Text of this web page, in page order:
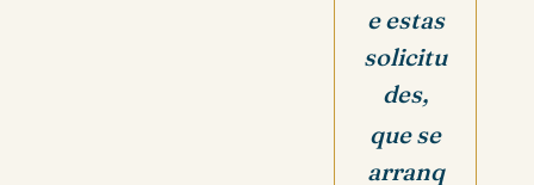
e estas
solicitu
des,
que se
arranq